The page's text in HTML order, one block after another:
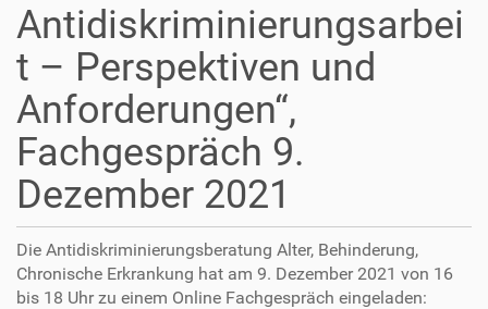
Antidiskriminierungsarbei
t – Perspektiven und
Anforderungen“,
Fachgespräch 9.
Dezember 2021
Die Antidiskriminierungsberatung Alter, Behinderung,
Chronische Erkrankung hat am 9. Dezember 2021 von 16
bis 18 Uhr zu einem Online Fachgespräch eingeladen: